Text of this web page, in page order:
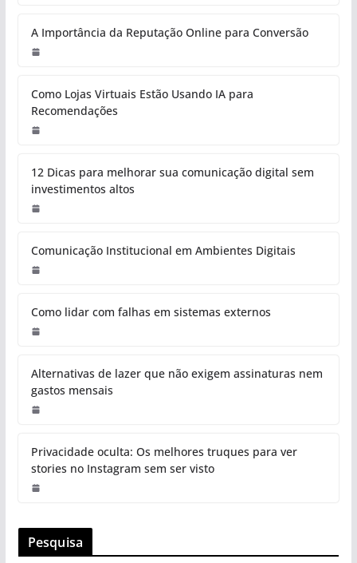
A Importância da Reputação Online para Conversão
Como Lojas Virtuais Estão Usando IA para
Recomendações
12 Dicas para melhorar sua comunicação digital sem
investimentos altos
Comunicação Institucional em Ambientes Digitais
Como lidar com falhas em sistemas externos
Alternativas de lazer que não exigem assinaturas nem
gastos mensais
Privacidade oculta: Os melhores truques para ver
stories no Instagram sem ser visto
Pesquisa